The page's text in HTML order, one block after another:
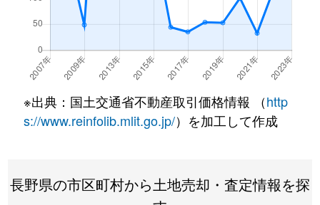
※出典：国土交通省不動産取引価格情報 （http
s://www.reinfolib.mlit.go.jp/）を加工して作成
長野県の市区町村から土地売却・査定情報を探